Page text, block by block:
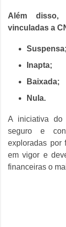
Além disso,
vinculadas a
Suspensa;
Inapta;
Baixada;
Nula.
A iniciativa do
seguro e
exploradas por
em vigor e
financeiras o